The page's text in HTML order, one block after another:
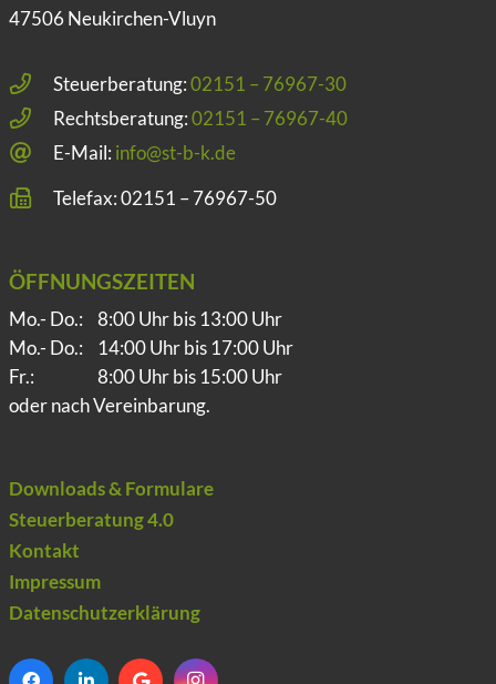
47506 Neukirchen-Vluyn
Steuerberatung:02151 – 76967-30
Rechtsberatung:02151 – 76967-40
E-Mail: info@st-b-k.de
Telefax: 02151 – 76967-50
ÖFFNUNGSZEITEN
Mo.- Do.:
8:00 Uhr bis 13:00 Uhr
Mo.- Do.:
14:00 Uhr bis 17:00 Uhr
Fr.:
8:00 Uhr bis 15:00 Uhr
oder nach Vereinbarung.
Downloads & Formulare
Steuerberatung 4.0
Kontakt
Impressum
Datenschutzerklärung